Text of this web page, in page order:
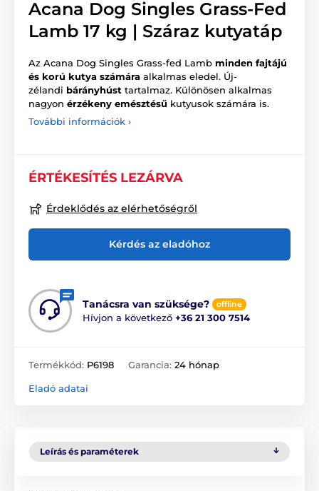
Acana Dog Singles Grass-Fed
Lamb 17 kg | Száraz kutyatáp
Az Acana Dog Singles Grass-fed Lamb minden fajtájú
és korú kutya számára alkalmas eledel. Új-
zélandi bárányhúst tartalmaz. Különösen alkalmas
nagyon érzékeny emésztésű kutyusok számára is.
További információk ›
ÉRTÉKESÍTÉS LEZÁRVA
Érdeklődés az elérhetőségről
Kérdés az eladóhoz
Tanácsra van szüksége? offline
Hívjon a következő +36 21 300 7514
Termékkód: P6198 Garancia: 24 hónap
Eladó adatai
Leírás és paraméterek